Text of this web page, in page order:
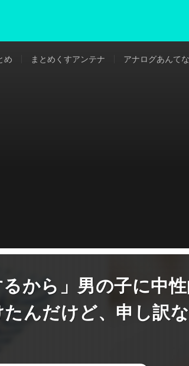
め まとめくすアンテナ アナログあんてな
から」男の子に中
んだけど、申し訳